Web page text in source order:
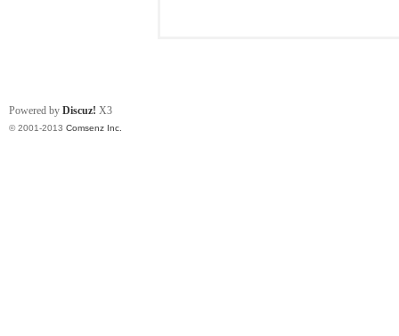
Powered by Discuz! X3
© 2001-2013 Comsenz Inc.